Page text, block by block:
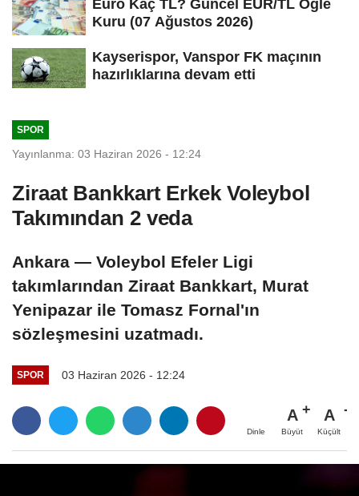
Euro Kaç TL? Güncel EUR/TL Öğle
Kuru (07 Ağustos 2026)
Kayserispor, Vanspor FK maçının
hazırlıklarına devam etti
SPOR
Yayınlanma: 03 Haziran 2026 - 12:24
Ziraat Bankkart Erkek Voleybol
Takımından 2 veda
Ankara — Voleybol Efeler Ligi
takımlarından Ziraat Bankkart, Murat
Yenipazar ile Tomasz Fornal'ın
sözleşmesini uzatmadı.
SPOR 03 Haziran 2026 - 12:24
Dinle
A
Büyüt
A
Küçült